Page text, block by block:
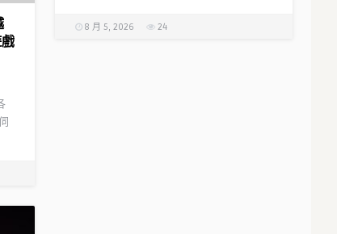
8 月 5, 2026 24